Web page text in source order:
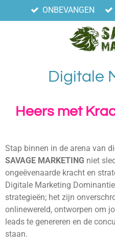
direct
ONBEVANGEN
Digitale
Heers met
Stap binnen in de arena van
SAVAGE MARKETING niet
ongeëvenaarde kracht en
Digitale Marketing
strategieën; het zijn
onlinewereld, ontworpen om
leads te genereren en de
staan.